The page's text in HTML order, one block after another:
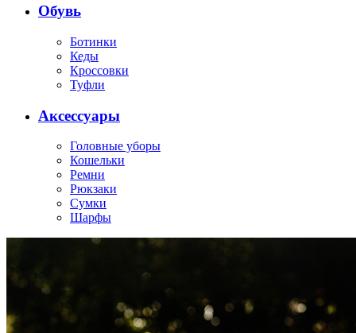
Обувь
Ботинки
Кеды
Кроссовки
Туфли
Аксессуары
Головные уборы
Кошельки
Ремни
Рюкзаки
Сумки
Шарфы